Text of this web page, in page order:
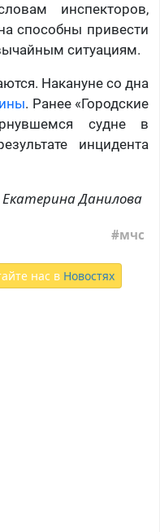
инспекторов,
способны привести
ситуациям.
Накануне со дна
. Ранее «Городские
судне в
инцидента
Екатерина Данилова
мчс
нас в Новостях